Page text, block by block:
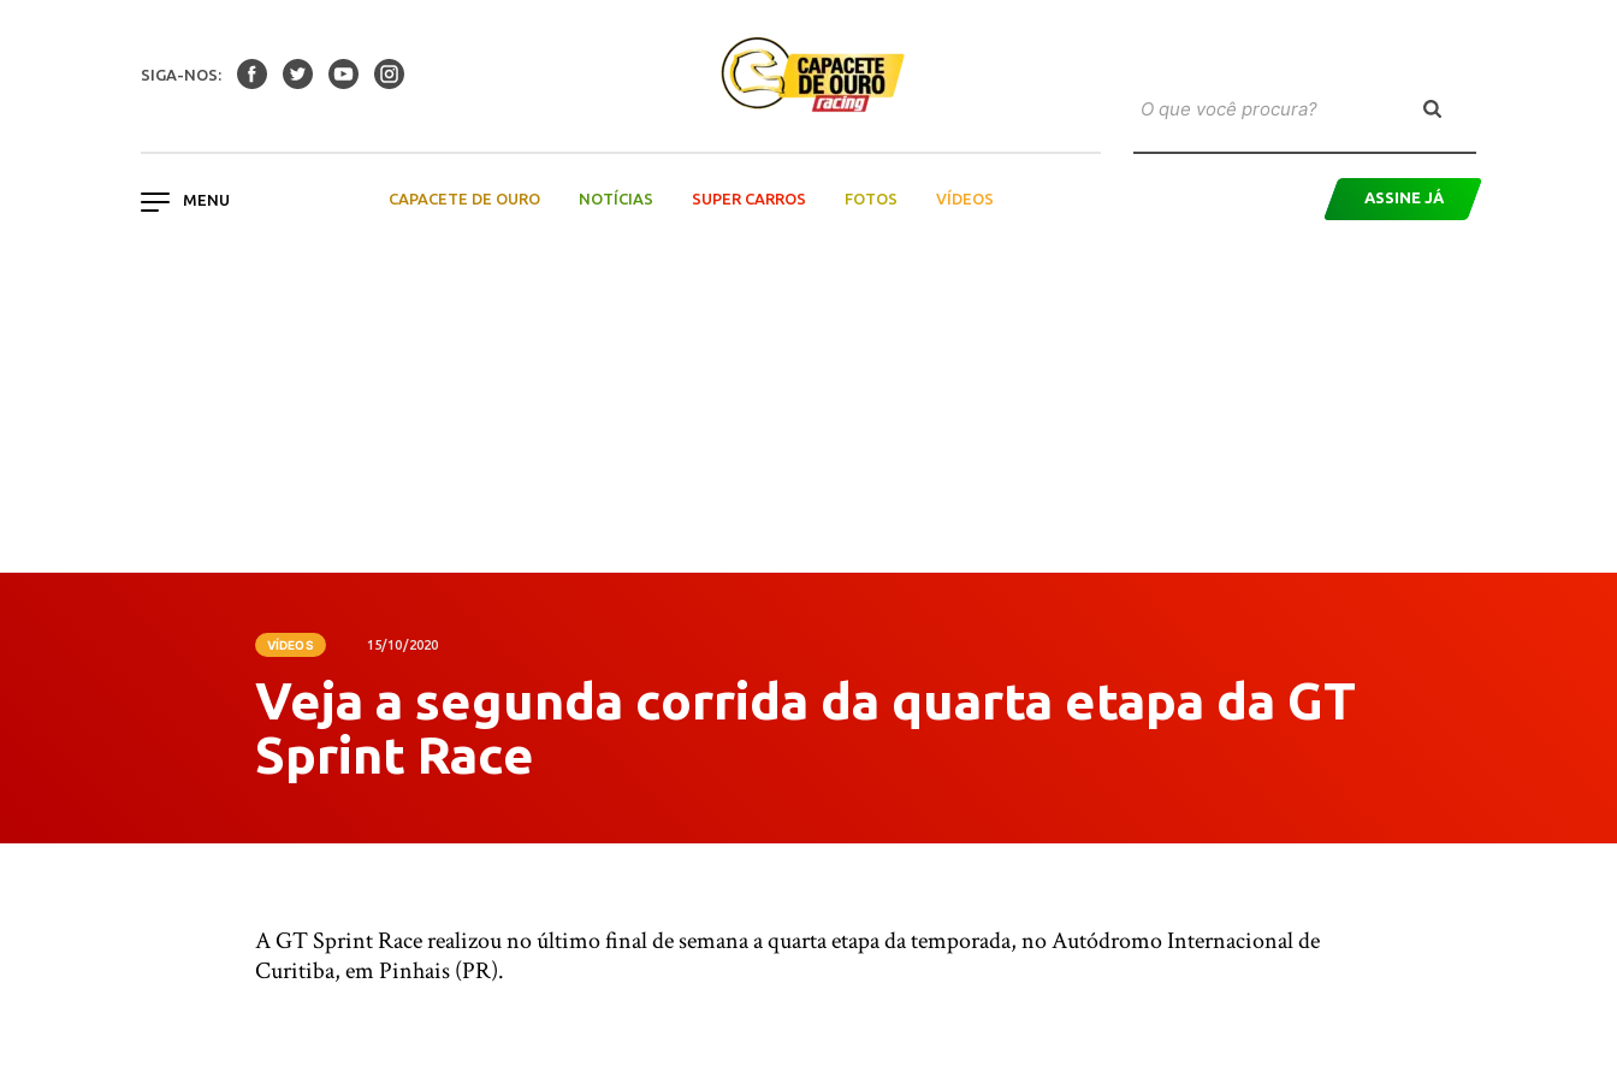
SIGA-NOS:
CAPACETE DE OURO NOTÍCIAS SUPER CARROS FOTOS VÍDEOS ASSINE JÁ
VÍDEOS 15/10/2020
Veja a segunda corrida da quarta etapa da GT
Sprint Race
A GT Sprint Race realizou no último final de semana a quarta etapa da temporada, no Autódromo Internacional de
Curitiba, em Pinhais (PR).